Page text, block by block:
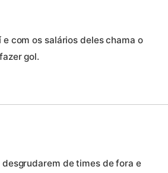
com os salários deles chama o
gol.
de times de fora e